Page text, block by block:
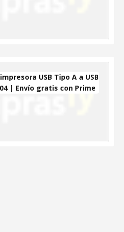
USB Tipo A a USB
| Envío gratis con Prime